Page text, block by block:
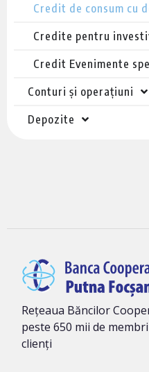
Credit de consum cu
Credite pentru
Credit Evenimente
Conturi și operațiuni
Depozite
Rețeaua Băncilor
peste 650 mii de
clienți